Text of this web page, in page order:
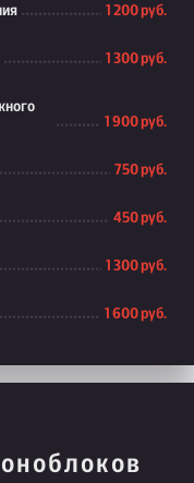
1 200 руб.
1 300 руб.
1 900 руб.
750 руб.
450 руб.
1 300 руб.
1 600 руб.